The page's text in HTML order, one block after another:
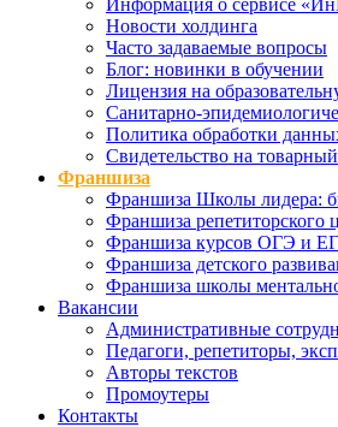
Информация о сервисе
Новости холдинга
Часто задаваемые вопросы
Блог: новинки в обучении
Лицензия на
Санитарно-
Политика обработки
Свидетельство на
Франшиза
Франшиза Школы лидера:
Франшиза репетиторского
Франшиза курсов ОГЭ и
Франшиза детского
Франшиза школы
Вакансии
Административные
Педагоги, репетиторы,
Авторы текстов
Промоутеры
Контакты